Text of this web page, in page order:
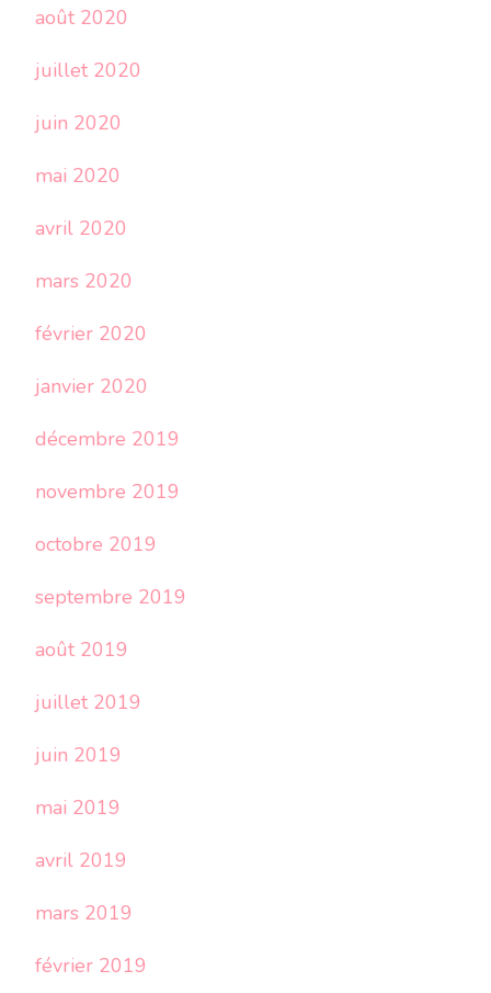
août 2020
juillet 2020
juin 2020
mai 2020
avril 2020
mars 2020
février 2020
janvier 2020
décembre 2019
novembre 2019
octobre 2019
septembre 2019
août 2019
juillet 2019
juin 2019
mai 2019
avril 2019
mars 2019
février 2019